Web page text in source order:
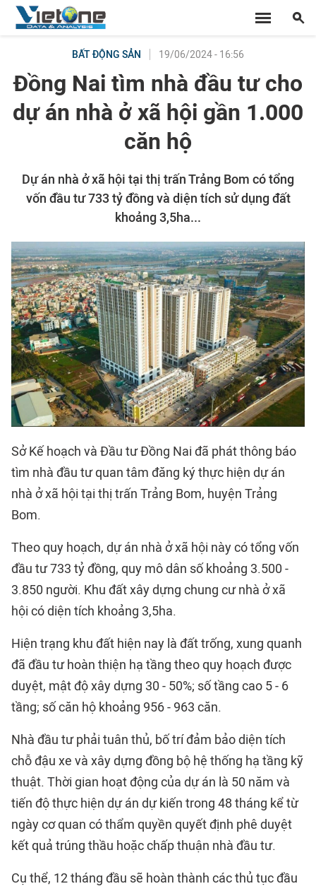
BẤT ĐỘNG SẢN 19/06/2024 - 16:56
Đồng Nai tìm nhà đầu tư cho
dự án nhà ở xã hội gần 1.000
căn hộ
Dự án nhà ở xã hội tại thị trấn Trảng Bom có tổng
vốn đầu tư 733 tỷ đồng và diện tích sử dụng đất
khoảng 3,5ha...
Sở Kế hoạch và Đầu tư Đồng Nai đã phát thông báo
tìm nhà đầu tư quan tâm đăng ký thực hiện dự án
nhà ở xã hội tại thị trấn Trảng Bom, huyện Trảng
Bom.
Theo quy hoạch, dự án nhà ở xã hội này có tổng vốn
đầu tư 733 tỷ đồng, quy mô dân số khoảng 3.500 -
3.850 người. Khu đất xây dựng chung cư nhà ở xã
hội có diện tích khoảng 3,5ha.
Hiện trạng khu đất hiện nay là đất trống, xung quanh
đã đầu tư hoàn thiện hạ tầng theo quy hoạch được
duyệt, mật độ xây dựng 30 - 50%; số tầng cao 5 - 6
tầng; số căn hộ khoảng 956 - 963 căn.
Nhà đầu tư phải tuân thủ, bố trí đảm bảo diện tích
chỗ đậu xe và xây dựng đồng bộ hệ thống hạ tầng kỹ
thuật. Thời gian hoạt động của dự án là 50 năm và
tiến độ thực hiện dự án dự kiến trong 48 tháng kể từ
ngày cơ quan có thẩm quyền quyết định phê duyệt
kết quả trúng thầu hoặc chấp thuận nhà đầu tư.
Cụ thể, 12 tháng đầu sẽ hoàn thành các thủ tục đầu